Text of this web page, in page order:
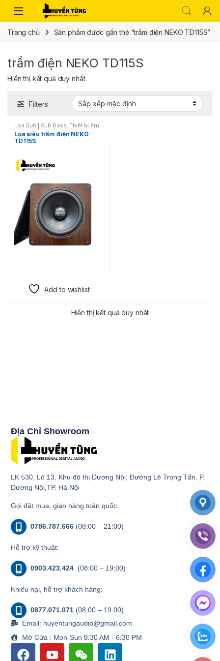
Trang chủ Sản phẩm được gắn thẻ “trầm điện NEKO TD115S”
trầm điện NEKO TD115S
Hiển thị kết quả duy nhất
Filters
Loa Sub | Sub Bass ,Thiết bị âm
thanh karaoke | KTV
Loa siêu trầm điện NEKO
TD115S
Add to wishlist
Hiển thị kết quả duy nhất
Địa Chỉ Showroom
LK 530, Lô 13, Khu đô thị Dương Nội, Đường Lê Trọng Tấn, P.
Dương Nội,TP. Hà Nội
Gọi đặt mua, giao hàng toàn quốc.
0786.787.666 (08:00 – 21:00)
Hỗ trợ kỹ thuật:
0903.423.424 (08:00 – 19:00)
Khiếu nại, hỗ trợ khách hàng:
0877.071.071 (08:00 – 19:00)
Email: huyentungaudio@gmail.com
Mở Cửa : Mon-Sun 8:30 AM - 6:30 PM